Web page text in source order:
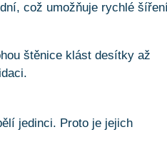
což umožňuje rychlé
štěnice klást desítky až
jedinci. Proto je jejich